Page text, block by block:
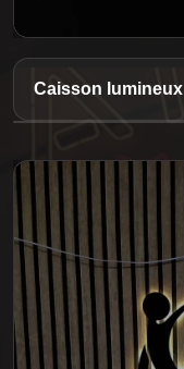
Caisson lumineux